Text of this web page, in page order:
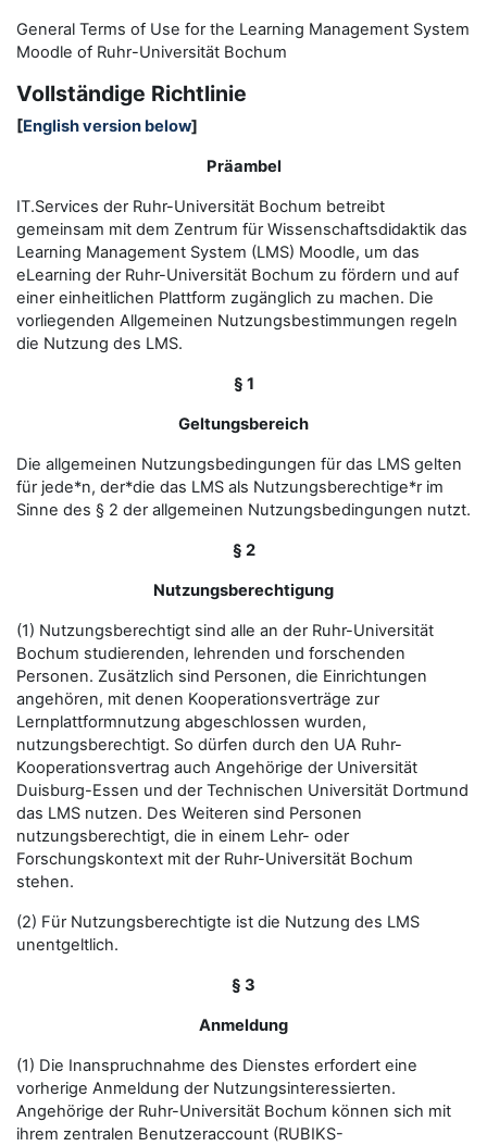
General Terms of Use for the Learning Management System
Moodle of Ruhr-Universität Bochum
Vollständige Richtlinie
[English version below]
Präambel
IT.Services der Ruhr-Universität Bochum betreibt
gemeinsam mit dem Zentrum für Wissenschaftsdidaktik das
Learning Management System (LMS) Moodle, um das
eLearning der Ruhr-Universität Bochum zu fördern und auf
einer einheitlichen Plattform zugänglich zu machen. Die
vorliegenden Allgemeinen Nutzungsbestimmungen regeln
die Nutzung des LMS.
§ 1
Geltungsbereich
Die allgemeinen Nutzungsbedingungen für das LMS gelten
für jede*n, der*die das LMS als Nutzungsberechtige*r im
Sinne des § 2 der allgemeinen Nutzungsbedingungen nutzt.
§ 2
Nutzungsberechtigung
(1) Nutzungsberechtigt sind alle an der Ruhr-Universität
Bochum studierenden, lehrenden und forschenden
Personen. Zusätzlich sind Personen, die Einrichtungen
angehören, mit denen Kooperationsverträge zur
Lernplattformnutzung abgeschlossen wurden,
nutzungsberechtigt. So dürfen durch den UA Ruhr-
Kooperationsvertrag auch Angehörige der Universität
Duisburg-Essen und der Technischen Universität Dortmund
das LMS nutzen. Des Weiteren sind Personen
nutzungsberechtigt, die in einem Lehr- oder
Forschungskontext mit der Ruhr-Universität Bochum
stehen.
(2) Für Nutzungsberechtigte ist die Nutzung des LMS
unentgeltlich.
§ 3
Anmeldung
(1) Die Inanspruchnahme des Dienstes erfordert eine
vorherige Anmeldung der Nutzungsinteressierten.
Angehörige der Ruhr-Universität Bochum können sich mit
ihrem zentralen Benutzeraccount (RUBIKS-